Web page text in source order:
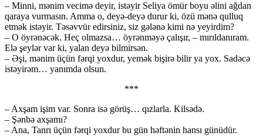
– Minni, mənim vecimə deyir, istəyir Seliya ömür boyu əlini ağdan
qaraya vurmasın. Amma o, deyə-deyə durur ki, özü mənə qulluq
etmək istəyir. Təsəvvür edirsiniz, siz gələnə kimi nə yeyirdim?
– O öyrənəcək. Heç olmazsa… öyrənməyə çalışır, – mırıldanıram.
Elə şeylər var ki, yalan deyə bilmirsən.
– Əşi, mənim üçün fərqi yoxdur, yemək bişirə bilir ya yox. Sadəcə
istəyirəm… yanımda olsun.
***
– Axşam işim var. Sonra isə görüş… qızlarla. Kilsədə.
– Şənbə axşamı?
– Ana, Tanrı üçün fərqi yoxdur bu gün həftənin hansı günüdür.